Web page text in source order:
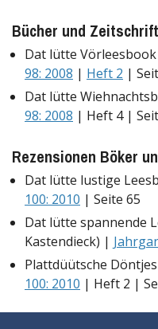
Bücher und
Dat lütte
98: 2008 | Heft 2 |
Dat lütte
98: 2008 | Heft 4 |
Rezensionen Böker
Dat lütte lustige
100: 2010 | Seite 65
Dat lütte spannende
Kastendieck) |
Plattdüütsche
100: 2010 | Heft 2 |